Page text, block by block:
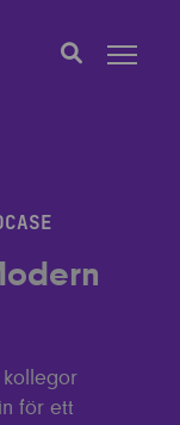
kollegor
för ett